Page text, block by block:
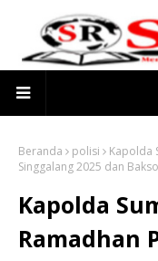
Beranda polisi
Kapolda
Singgalang 2025 dan
Kapolda
Ramadhan